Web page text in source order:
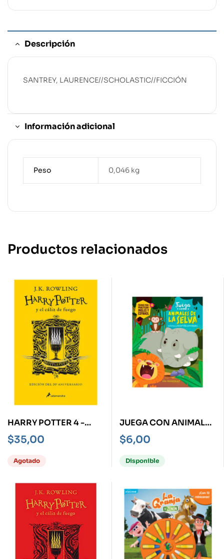
Descripción
SANTREY, LAURENCE//SCHOLASTIC//FICCIÓN
Información adicional
Peso 0,046 kg
Productos relacionados
HARRY POTTER 4 -
HUFFLEPUFF- Y EL
CÁLIZ DE FUEGO
$35,00
Agotado
JUEGA CON ANIMALES
DE LA SELVA
$6,00
Disponible